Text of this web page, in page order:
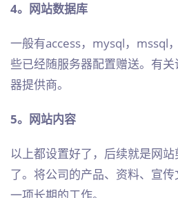
4。网站数据库
一般有access，mysql，mssql
些已经随服务器配置赠送。有
器提供商。
5。网站内容
以上都设置好了，后续就是网
了。将公司的产品、资料、宣